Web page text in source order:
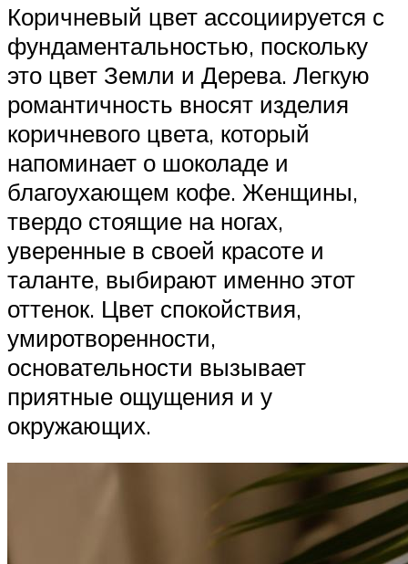
Коричневый цвет ассоциируется с
фундаментальностью, поскольку
это цвет Земли и Дерева. Легкую
романтичность вносят изделия
коричневого цвета, который
напоминает о шоколаде и
благоухающем кофе. Женщины,
твердо стоящие на ногах,
уверенные в своей красоте и
таланте, выбирают именно этот
оттенок. Цвет спокойствия,
умиротворенности,
основательности вызывает
приятные ощущения и у
окружающих.